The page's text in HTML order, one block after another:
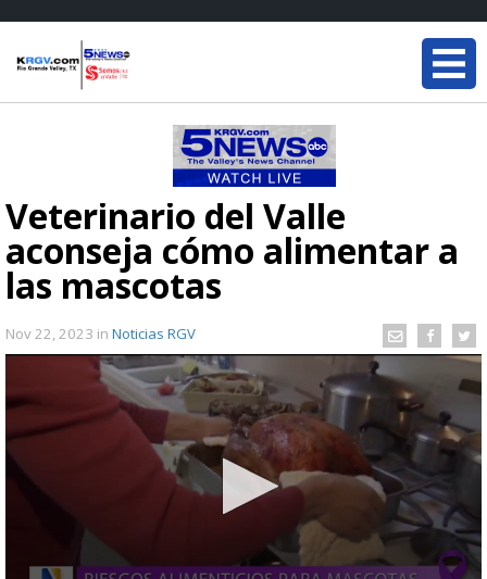
Veterinario del Valle
aconseja cómo alimentar a
las mascotas
Nov 22, 2023 in Noticias RGV